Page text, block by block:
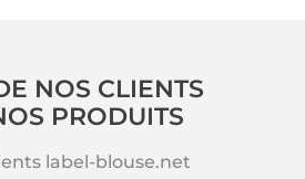
NOS CLIENTS
PRODUITS